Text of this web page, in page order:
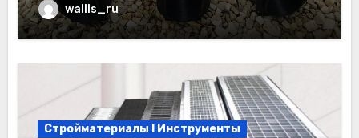
wallls_ru
Стройматериалы l Инструменты